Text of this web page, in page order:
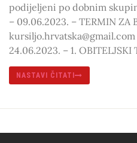
podijeljeni po dobnim
– 09.06.2023. – TERMIN ZA
kursiljo.hrvatska@gmail.com
24.06.2023. – 1. OBITELJSKI
NASTAVI ČITATI